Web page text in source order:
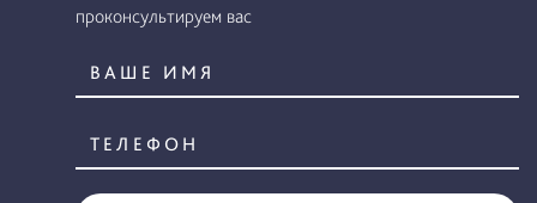
проконсультируем вас